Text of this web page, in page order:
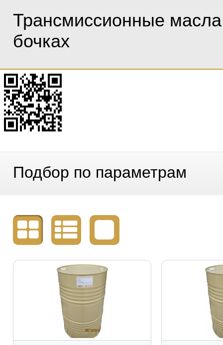
Трансмиссионные
бочках
Подбор по параметрам